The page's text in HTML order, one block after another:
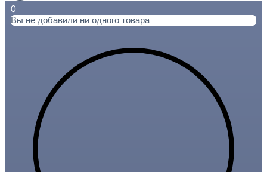
0
Вы не добавили ни одного товара